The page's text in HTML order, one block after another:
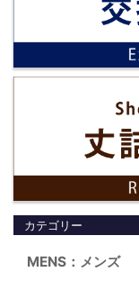
カテゴリー
MENS：メンズ